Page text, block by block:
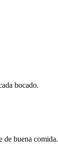
bocado.
de buena comida.